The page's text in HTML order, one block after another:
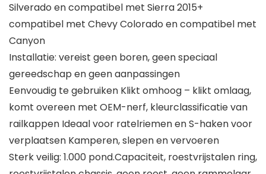
Silverado en compatibel met Sierra 2015+
compatibel met Chevy Colorado en compatibel met
Canyon
Installatie: vereist geen boren, geen speciaal
gereedschap en geen aanpassingen
Eenvoudig te gebruiken Klikt omhoog – klikt omlaag,
komt overeen met OEM-nerf, kleurclassificatie van
railkappen Ideaal voor ratelriemen en S-haken voor
verplaatsen Kamperen, slepen en vervoeren
Sterk veilig: 1.000 pond.Capaciteit, roestvrijstalen ring,